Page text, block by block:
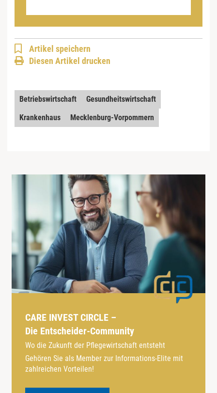
Artikel speichern
Diesen Artikel drucken
Betriebswirtschaft
Gesundheitswirtschaft
Krankenhaus
Mecklenburg-Vorpommern
CARE INVEST CIRCLE –
Die Entscheider-Community
Wo die Zukunft der Pflegewirtschaft entsteht
Gehören Sie als Member zur Informations-Elite mit
zahlreichen Vorteilen!